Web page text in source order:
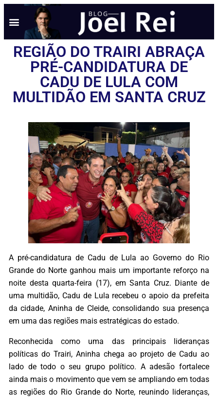
REGIÃO DO TRAIRI ABRAÇA
PRÉ-CANDIDATURA DE
CADU DE LULA COM
MULTIDÃO EM SANTA CRUZ
A pré-candidatura de Cadu de Lula ao Governo do Rio
Grande do Norte ganhou mais um importante reforço na
noite desta quarta-feira (17), em Santa Cruz. Diante de
uma multidão, Cadu de Lula recebeu o apoio da prefeita
da cidade, Aninha de Cleide, consolidando sua presença
em uma das regiões mais estratégicas do estado.
Reconhecida como uma das principais lideranças
políticas do Trairi, Aninha chega ao projeto de Cadu ao
lado de todo o seu grupo político. A adesão fortalece
ainda mais o movimento que vem se ampliando em todas
as regiões do Rio Grande do Norte, reunindo lideranças,